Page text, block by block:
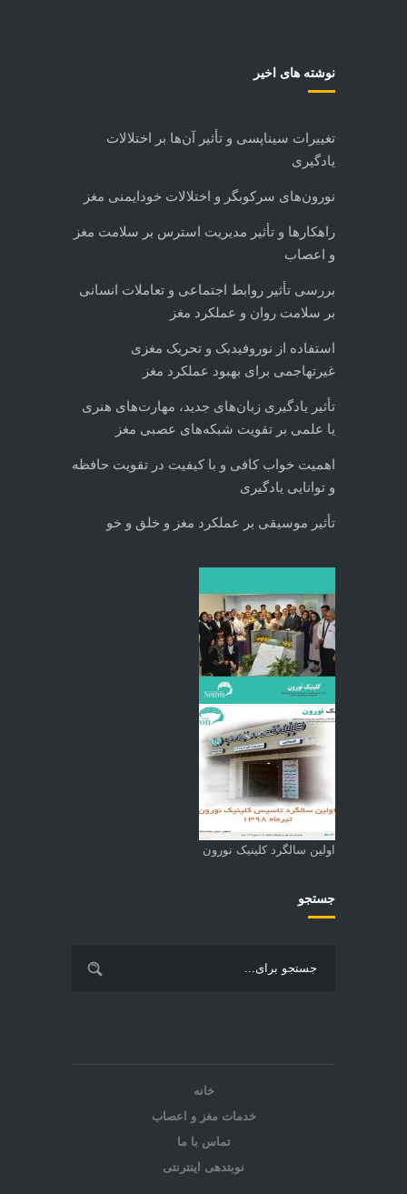
نوشته های اخیر
تغییرات سیناپسی و تأثیر آن‌ها بر اختلالات
یادگیری
نورون‌های سرکوبگر و اختلالات خودایمنی مغز
راهکارها و تأثیر مدیریت استرس بر سلامت مغز
و اعصاب
بررسی تأثیر روابط اجتماعی و تعاملات انسانی
بر سلامت روان و عملکرد مغز
استفاده از نوروفیدبک و تحریک مغزی
غیرتهاجمی برای بهبود عملکرد مغز
تأثیر یادگیری زبان‌های جدید، مهارت‌های هنری
یا علمی بر تقویت شبکه‌های عصبی مغز
اهمیت خواب کافی و با کیفیت در تقویت حافظه
و توانایی یادگیری
تأثیر موسیقی بر عملکرد مغز و خلق و خو
اولین سالگرد کلینیک نورون
جستجو
خانه
خدمات مغز و اعصاب
تماس با ما
نوبتدهی اینترنتی